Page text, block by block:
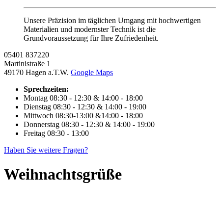
Unsere Präzision im täglichen Umgang mit hochwertigen
Materialien und modernster Technik ist die
Grundvoraussetzung für Ihre Zufriedenheit.
05401 837220
Martinistraße 1
49170 Hagen a.T.W. Google Maps
Sprechzeiten:
Montag 08:30 - 12:30 & 14:00 - 18:00
Dienstag 08:30 - 12:30 & 14:00 - 19:00
Mittwoch 08:30-13:00 &14:00 - 18:00
Donnerstag 08:30 - 12:30 & 14:00 - 19:00
Freitag 08:30 - 13:00
Haben Sie weitere Fragen?
Weihnachtsgrüße